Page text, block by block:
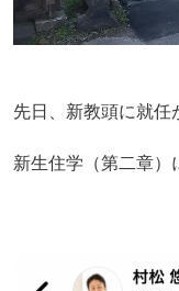
先日、新教頭に就任
新生住学（第二章）